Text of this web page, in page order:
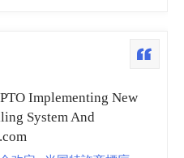
Implementing New
System And